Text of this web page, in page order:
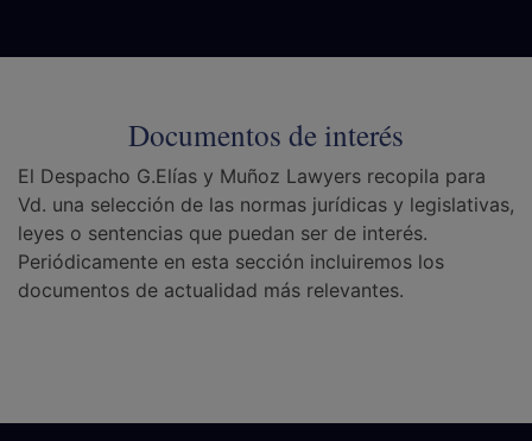
Documentos de interés
El Despacho G.Elías y Muñoz Lawyers recopila para
Vd. una selección de las normas jurídicas y legislativas,
leyes o sentencias que puedan ser de interés.
Periódicamente en esta sección incluiremos los
documentos de actualidad más relevantes.